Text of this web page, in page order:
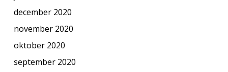
december 2020
november 2020
oktober 2020
september 2020